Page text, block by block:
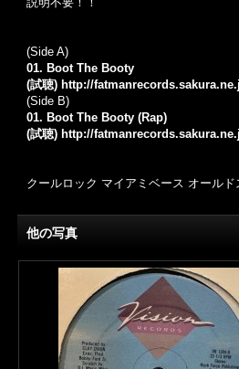
(Side A)
01. Boot The Booty
(試聴) http://
(Side B)
01. Boot The Booty (Rap)
(試聴) http://
クールロック マイアミベース オール
他の写真